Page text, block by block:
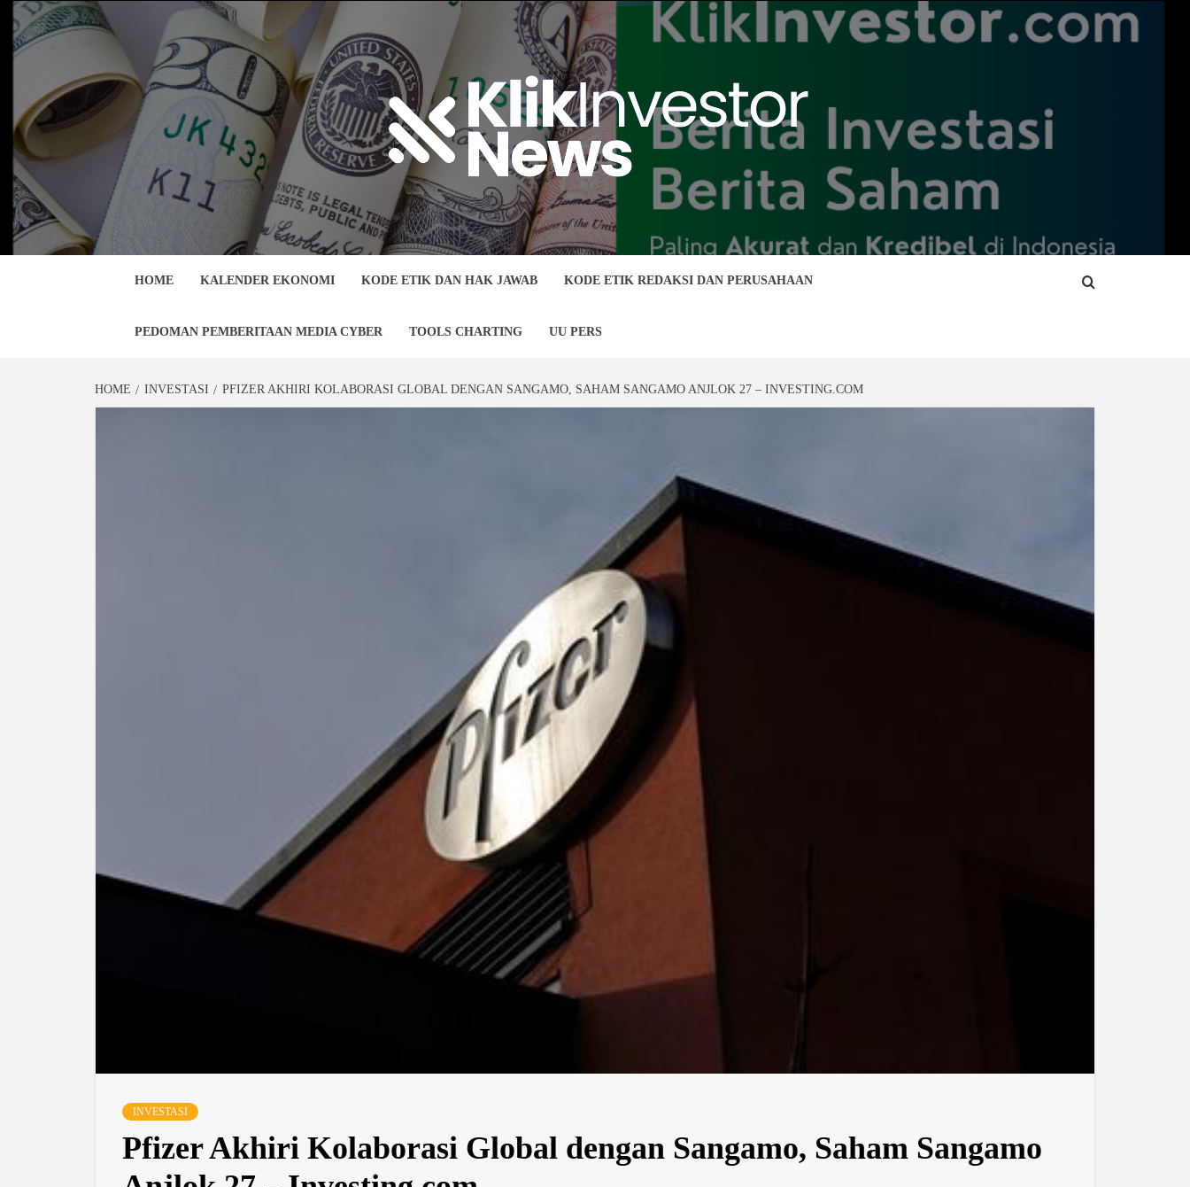
Skip
content
HOME KALENDER EKONOMI KODE ETIK DAN HAK JAWAB KODE ETIK REDAKSI DAN PERUSAHAAN
PEDOMAN PEMBERITAAN MEDIA CYBER TOOLS CHARTING UU PERS
HOME INVESTASI PFIZER AKHIRI KOLABORASI GLOBAL DENGAN SANGAMO, SAHAM SANGAMO ANJLOK 27 – INVESTING.COM
INVESTASI
Pfizer Akhiri Kolaborasi Global dengan Sangamo, Saham Sangamo